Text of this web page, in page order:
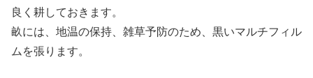
良く耕しておきます。
畝には、地温の保持、雑草予防のため、黒いマルチフィル
ムを張ります。